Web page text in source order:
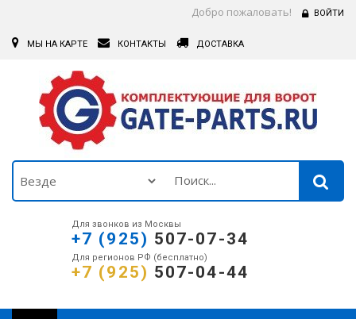
Добро пожаловать! ВОЙТИ
МЫ НА КАРТЕ КОНТАКТЫ ДОСТАВКА
Для звонков из Москвы
+7 (925) 507-07-34
Для регионов РФ (бесплатно)
+7 (925) 507-04-44